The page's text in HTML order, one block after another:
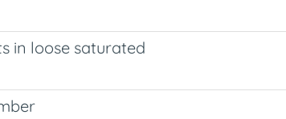
in loose saturated